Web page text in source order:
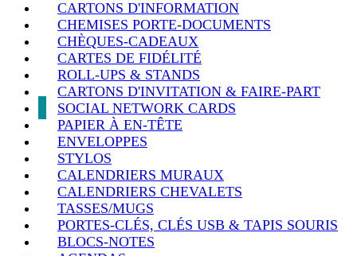
CARTONS D'INFORMATION
CHEMISES PORTE-DOCUMENTS
CHÈQUES-CADEAUX
CARTES DE FIDÉLITÉ
ROLL-UPS & STANDS
CARTONS D'INVITATION & FAIRE-PART
SOCIAL NETWORK CARDS
PAPIER À EN-TÊTE
ENVELOPPES
STYLOS
CALENDRIERS MURAUX
CALENDRIERS CHEVALETS
TASSES/MUGS
PORTES-CLÉS, CLÉS USB & TAPIS SOURIS
BLOCS-NOTES